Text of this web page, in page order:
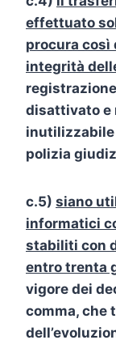
effettuato
procura così
integrità
disattivato e
inutilizzabile
polizia
c.5) siano
informatici
stabiliti con
entro trenta
vigore dei
comma, che